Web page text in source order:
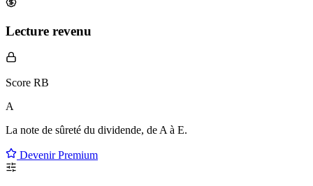
Lecture revenu
Score RB
A
La note de sûreté du dividende, de A à E.
Devenir Premium